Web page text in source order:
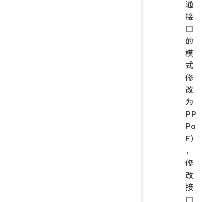
通
接
口
的
模
式
修
改
为
PP
Po
E）
，
修
改
接
口